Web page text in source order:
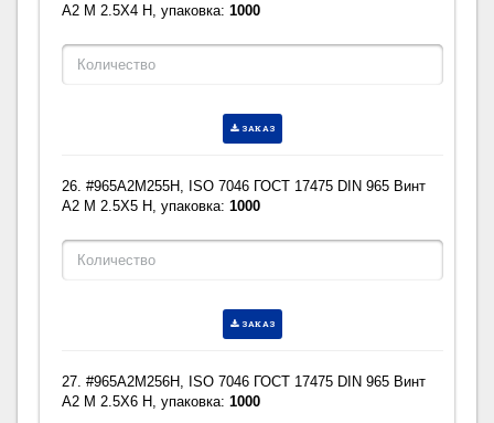
A2 M 2.5X4 H, упаковка:1000
ЗАКАЗ
26. #965A2M255H, ISO 7046 ГОСТ 17475 DIN 965 Винт
A2 M 2.5X5 H, упаковка:1000
ЗАКАЗ
27. #965A2M256H, ISO 7046 ГОСТ 17475 DIN 965 Винт
A2 M 2.5X6 H, упаковка:1000